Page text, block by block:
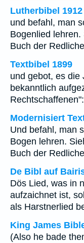
Lutherbibel 1912
und befahl, man
Bogenlied
Buch der
Textbibel 1899
und gebot, es die
bekanntlich
Rechtschaffenen":
Modernisiert
Und befahl, man
Bogen lehren.
Buch der
De Bibl auf
Dös Lied, was in
aufzaichnet ist,
als Harstnerlied
King James
(Also he bade